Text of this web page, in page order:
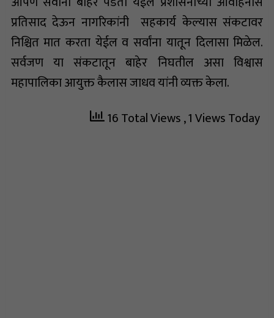
प्रतिसाद देऊन नागरिकांनी सहकार्य केल्यास संकटावर
निश्चित मात करता येईल व सर्वांना यातून दिलासा मिळेल.
सर्वजण या संकटातून बाहेर निघतील असा विश्वास
महापालिका आयुक्त कैलास जाधव यांनी व्यक्त केला.
16 Total Views, 1 Views Today